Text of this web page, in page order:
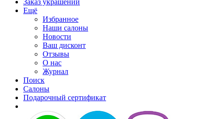
Заказ украшений
Ещё
Избранное
Наши салоны
Новости
Ваш дисконт
Отзывы
О нас
Журнал
Поиск
Салоны
Подарочный сертификат